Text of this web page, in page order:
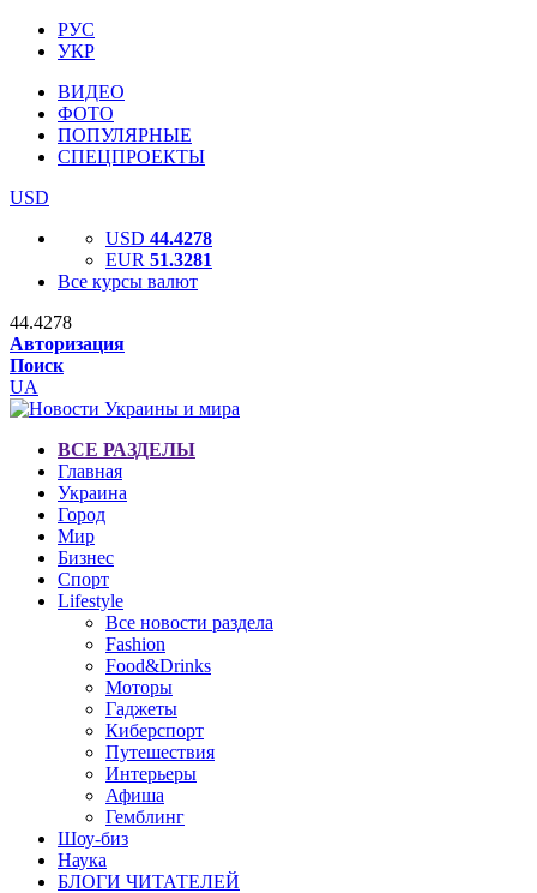
РУС
УКР
ВИДЕО
ФОТО
ПОПУЛЯРНЫЕ
СПЕЦПРОЕКТЫ
USD
USD 44.4278
EUR 51.3281
Все курсы валют
44.4278
Авторизация
Поиск
UA
ВСЕ РАЗДЕЛЫ
Главная
Украина
Город
Мир
Бизнес
Спорт
Lifestyle
Все новости раздела
Fashion
Food&Drinks
Моторы
Гаджеты
Киберспорт
Путешествия
Интерьеры
Афиша
Гемблинг
Шоу-биз
Наука
БЛОГИ ЧИТАТЕЛЕЙ